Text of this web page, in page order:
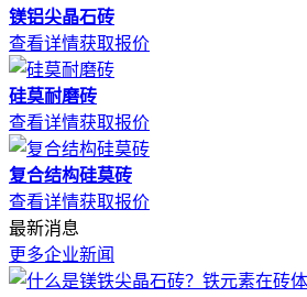
镁铝尖晶石砖
查看详情获取报价
硅莫耐磨砖
查看详情获取报价
复合结构硅莫砖
查看详情获取报价
最新消息
更多企业新闻